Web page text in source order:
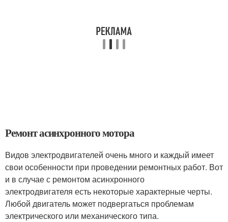
Ремонт асинхронного мотора
Видов электродвигателей очень много и каждый имеет
свои особенности при проведении ремонтных работ. Вот
и в случае с ремонтом асинхронного
электродвигателя есть некоторые характерные черты.
Любой двигатель может подвергаться проблемам
электрического или механического типа.